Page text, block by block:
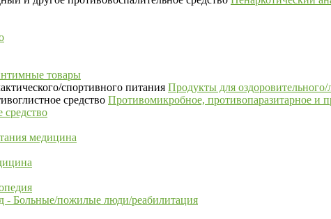
товары
Продукты для
Противомикробное, противопаразитарное и
средство
медицина
- Больные/пожилые люди/реабилитация